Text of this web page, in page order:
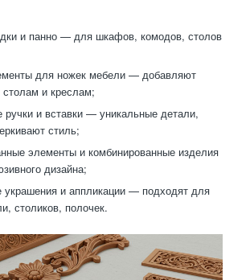
и панно — для шкафов, комодов, столов
для ножек мебели — добавляют
столам и креслам;
ручки и вставки — уникальные детали,
стиль;
элементы и комбинированные изделия
дизайна;
и аппликации — подходят для
столиков, полочек.